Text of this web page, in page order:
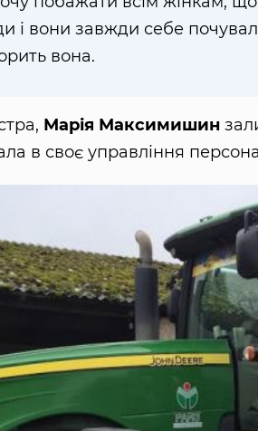
і вони завжди себе
вона.
Марія Максимишин
в своє управління